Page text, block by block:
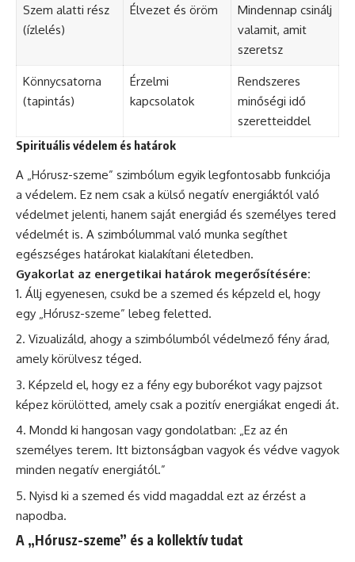
Szem alatti rész
(ízlelés)
Élvezet és öröm
Mindennap csinálj
valamit, amit
szeretsz
Könnycsatorna
(tapintás)
Érzelmi
kapcsolatok
Rendszeres
minőségi idő
szeretteiddel
Spirituális védelem és határok
A „Hórusz-szeme” szimbólum egyik legfontosabb funkciója
a védelem. Ez nem csak a külső negatív energiáktól való
védelmet jelenti, hanem saját energiád és személyes tered
védelmét is. A szimbólummal való munka segíthet
egészséges határokat kialakítani életedben.
Gyakorlat az energetikai határok megerősítésére:
Állj egyenesen, csukd be a szemed és képzeld el, hogy
egy „Hórusz-szeme” lebeg feletted.
Vizualizáld, ahogy a szimbólumból védelmező fény árad,
amely körülvesz téged.
Képzeld el, hogy ez a fény egy buborékot vagy pajzsot
képez körülötted, amely csak a pozitív energiákat engedi át.
Mondd ki hangosan vagy gondolatban: „Ez az én
személyes terem. Itt biztonságban vagyok és védve vagyok
minden negatív energiától.”
Nyisd ki a szemed és vidd magaddal ezt az érzést a
napodba.
A „Hórusz-szeme” és a kollektív tudat